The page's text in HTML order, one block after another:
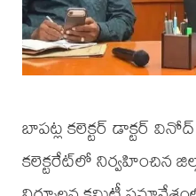
బాపట్ల కలెక్టర్ డాక్టర్
కలెక్టరేట్‌లో నిర్వహించిన